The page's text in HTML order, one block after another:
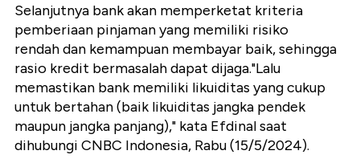
Selanjutnya bank akan memperketat kriteria
pemberiaan pinjaman yang memiliki risiko
rendah dan kemampuan membayar baik, sehingga
rasio kredit bermasalah dapat dijaga."Lalu
memastikan bank memiliki likuiditas yang cukup
untuk bertahan (baik likuiditas jangka pendek
maupun jangka panjang)," kata Efdinal saat
dihubungi CNBC Indonesia, Rabu (15/5/2024).